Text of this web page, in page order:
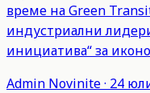
време на Green
индустриални
инициатива“ за
Admin Novinite· 24